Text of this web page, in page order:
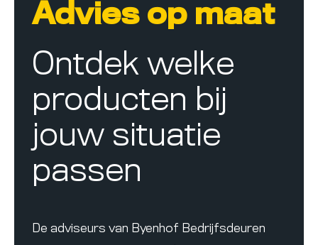
Advies op maat
Ontdek welke
producten bij
jouw situatie
passen
De adviseurs van Byenhof Bedrijfsdeuren